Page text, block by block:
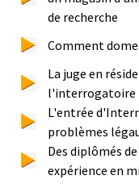
de recherche
Comment
La juge en
l'interrogatoire
L'entrée
problèmes
Des diplômés
expérience en